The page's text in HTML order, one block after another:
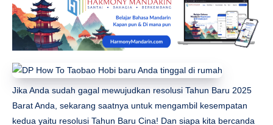
Jika Anda sudah gagal mewujudkan resolusi Tahun Baru 2025
Barat Anda, sekarang saatnya untuk mengambil kesempatan
kedua yaitu resolusi Tahun Baru Cina! Dan siapa kita bercanda